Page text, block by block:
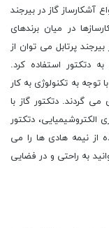
آشکارساز گاز در بیرجند
در میان برندهای
پرتابل می توان از
دتکتور استفاده کرد.
توجه به تکنولوژی به کار
گردند. دتکتور گاز با
الکتروشیمیایی، دتکتور
از نیمه هادی ها را می
به راحتی و در فضایی